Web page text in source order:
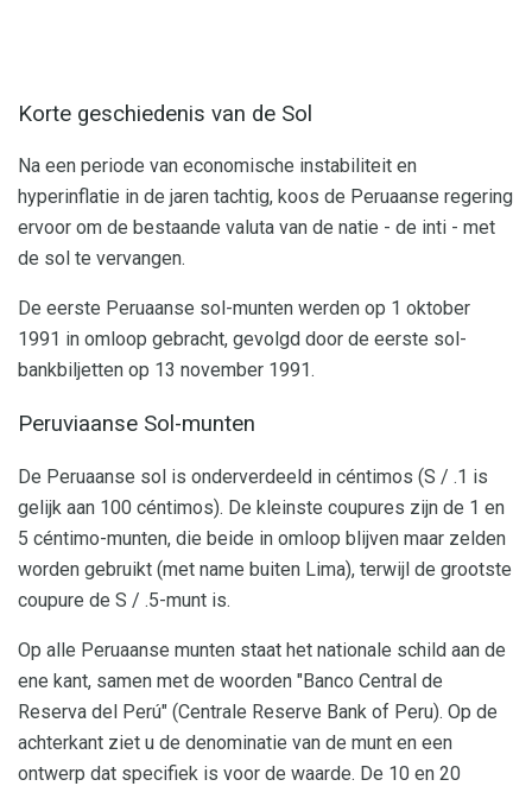
Korte geschiedenis van de Sol
Na een periode van economische instabiliteit en
hyperinflatie in de jaren tachtig, koos de Peruaanse regering
ervoor om de bestaande valuta van de natie - de inti - met
de sol te vervangen.
De eerste Peruaanse sol-munten werden op 1 oktober
1991 in omloop gebracht, gevolgd door de eerste sol-
bankbiljetten op 13 november 1991.
Peruviaanse Sol-munten
De Peruaanse sol is onderverdeeld in céntimos (S / .1 is
gelijk aan 100 céntimos). De kleinste coupures zijn de 1 en
5 céntimo-munten, die beide in omloop blijven maar zelden
worden gebruikt (met name buiten Lima), terwijl de grootste
coupure de S / .5-munt is.
Op alle Peruaanse munten staat het nationale schild aan de
ene kant, samen met de woorden "Banco Central de
Reserva del Perú" (Centrale Reserve Bank of Peru). Op de
achterkant ziet u de denominatie van de munt en een
ontwerp dat specifiek is voor de waarde. De 10 en 20